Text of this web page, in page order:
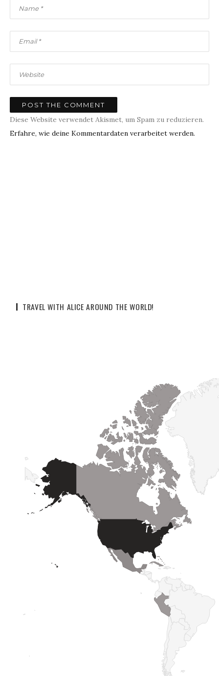
Diese Website verwendet Akismet, um Spam zu reduzieren.
Erfahre, wie deine Kommentardaten verarbeitet werden.
TRAVEL WITH ALICE AROUND THE WORLD!